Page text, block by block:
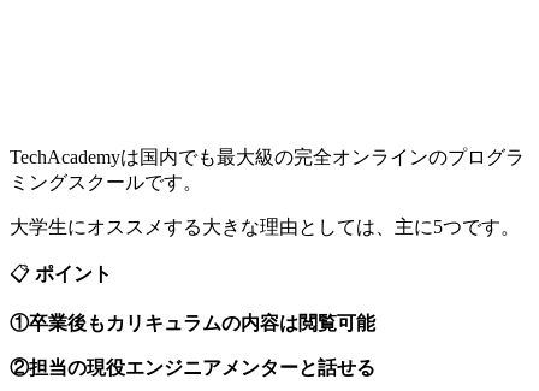
TechAcademyは国内でも最大級の完全オンラインのプログラ
ミングスクールです。
大学生にオススメする大きな理由としては、主に5つです。
📋 ポイント
①卒業後もカリキュラムの内容は閲覧可能
②担当の現役エンジニアメンターと話せる